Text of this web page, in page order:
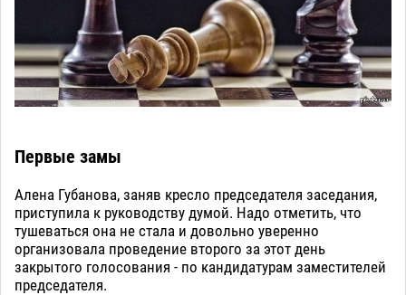
Первые замы
Алена Губанова, заняв кресло председателя заседания,
приступила к руководству думой. Надо отметить, что
тушеваться она не стала и довольно уверенно
организовала проведение второго за этот день
закрытого голосования - по кандидатурам заместителей
председателя.